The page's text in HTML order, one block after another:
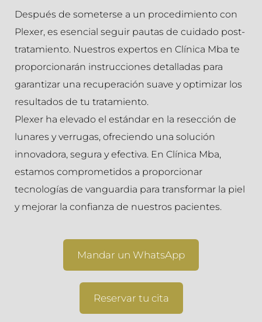
Después de someterse a un procedimiento con
Plexer, es esencial seguir pautas de cuidado post-
tratamiento. Nuestros expertos en Clínica Mba te
proporcionarán instrucciones detalladas para
garantizar una recuperación suave y optimizar los
resultados de tu tratamiento.
Plexer ha elevado el estándar en la resección de
lunares y verrugas, ofreciendo una solución
innovadora, segura y efectiva. En Clínica Mba,
estamos comprometidos a proporcionar
tecnologías de vanguardia para transformar la piel
y mejorar la confianza de nuestros pacientes.
Mandar un WhatsApp
Reservar tu cita